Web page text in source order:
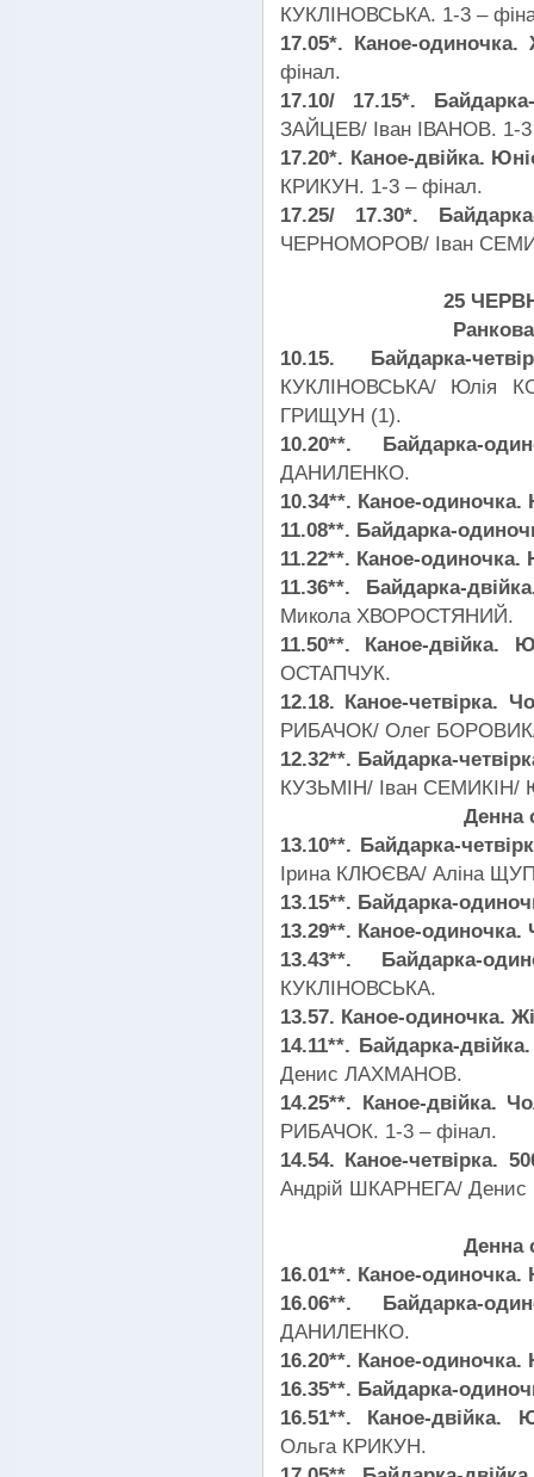
КУКЛІНОВСЬКА. 1-3 –
17.05*. Каное-
фінал.
17.10/ 17.15*.
ЗАЙЦЕВ/ Іван ІВАНОВ. 1-
17.20*. Каное-двійка.
КРИКУН. 1-3 – фінал.
17.25/ 17.30*.
ЧЕРНОМОРОВ/ Іван
25
10.15. Байдарка-
КУКЛІНОВСЬКА/ Юлія
ГРИЩУН (1).
10.20**. Байдарка-
ДАНИЛЕНКО.
10.34**. Каное-
11.08**. Байдарка-
11.22**. Каное-
11.36**. Байдарка-
Микола ХВОРОСТЯНИЙ.
11.50**. Каное-двійка.
ОСТАПЧУК.
12.18. Каное-четвірка.
РИБАЧОК/ Олег
12.32**. Байдарка-
КУЗЬМІН/ Іван СЕМИКІН/
Денна
13.10**. Байдарка-
Ірина КЛЮЄВА/ Аліна
13.15**. Байдарка-
13.29**. Каное-одиночка.
13.43**. Байдарка-
КУКЛІНОВСЬКА.
13.57. Каное-одиночка.
14.11**. Байдарка-
Денис ЛАХМАНОВ.
14.25**. Каное-двійка.
РИБАЧОК. 1-3 – фінал.
14.54. Каное-четвірка.
Андрій ШКАРНЕГА/ Денис
Денна
16.01**. Каное-
16.06**. Байдарка-
ДАНИЛЕНКО.
16.20**. Каное-
16.35**. Байдарка-
16.51**. Каное-двійка.
Ольга КРИКУН.